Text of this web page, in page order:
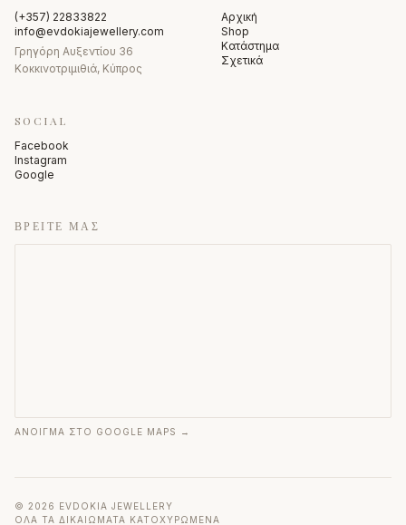
(+357) 22833822
info@evdokiajewellery.com
Γρηγόρη Αυξεντίου 36
Κοκκινοτριμιθιά, Κύπρος
Αρχική
Shop
Κατάστημα
Σχετικά
SOCIAL
Facebook
Instagram
Google
ΒΡΕΊΤΕ ΜΑΣ
ΆΝΟΙΓΜΑ ΣΤΟ GOOGLE MAPS →
© 2026 EVDOKIA JEWELLERY
ΌΛΑ ΤΑ ΔΙΚΑΙΏΜΑΤΑ ΚΑΤΟΧΥΡΩΜΈΝΑ